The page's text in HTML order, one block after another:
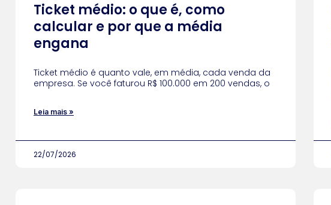
Ticket médio: o que é, como
calcular e por que a média
engana
Ticket médio é quanto vale, em média, cada venda da
empresa. Se você faturou R$ 100.000 em 200 vendas, o
Leia mais »
22/07/2026